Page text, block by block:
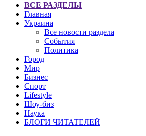
ВСЕ РАЗДЕЛЫ
Главная
Украина
Все новости раздела
События
Политика
Город
Мир
Бизнес
Спорт
Lifestyle
Шоу-биз
Наука
БЛОГИ ЧИТАТЕЛЕЙ